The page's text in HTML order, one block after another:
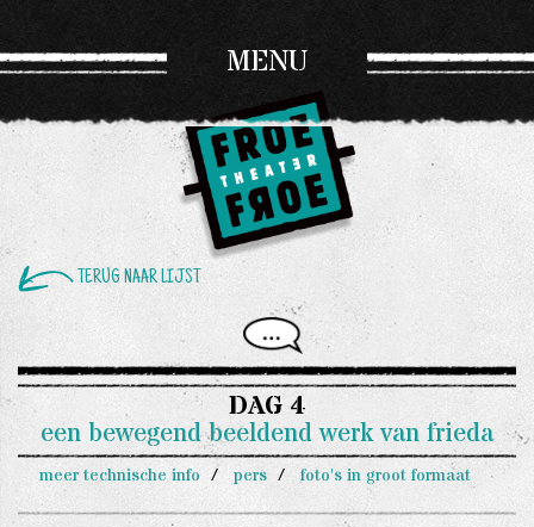
MENU
TERUG NAAR LIJST
DAG 4
een bewegend beeldend werk van frieda
meer technische info pers foto's in groot formaat